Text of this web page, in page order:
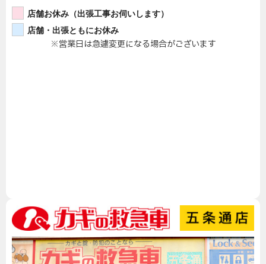
店舗お休み（出張工事お伺いします）
店舗・出張ともにお休み
※営業日は急遽変更になる場合がございます